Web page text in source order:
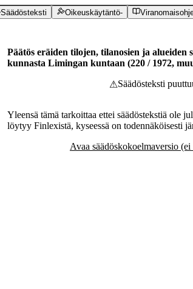
Säädösteksti Oikeuskäytäntö-
Päätös eräiden tilojen, tilanosien ja alueiden
kunnasta Limingan kuntaan (220 / 1972,
⚠Säädösteksti
Yleensä tämä tarkoittaa ettei säädöstekstiä ole
löytyy Finlexistä, kyseessä on todennäköisesti
Avaa säädöskokoelmaversio